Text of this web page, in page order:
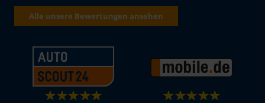
Alle unsere Bewertungen ansehen